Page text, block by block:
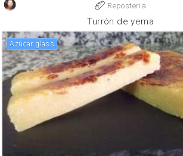
Reposteria
Turrón de yema
Azúcar glass